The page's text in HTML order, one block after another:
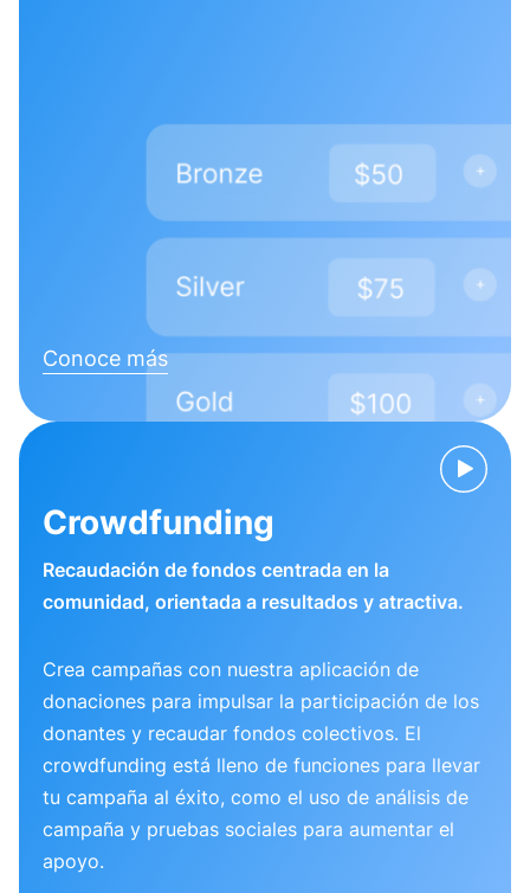
Conoce más
Crowdfunding
Recaudación de fondos centrada en la
comunidad, orientada a resultados y atractiva.
Crea campañas con nuestra aplicación de
donaciones para impulsar la participación de los
donantes y recaudar fondos colectivos. El
crowdfunding está lleno de funciones para llevar
tu campaña al éxito, como el uso de análisis de
campaña y pruebas sociales para aumentar el
apoyo.